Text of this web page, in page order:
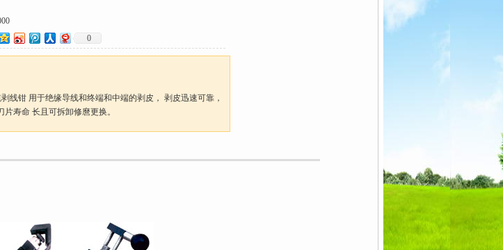
0
线钳 用于绝缘导线和终端和中端的剥皮， 剥皮迅速可靠，
片寿命 长且可拆卸修麿更换。